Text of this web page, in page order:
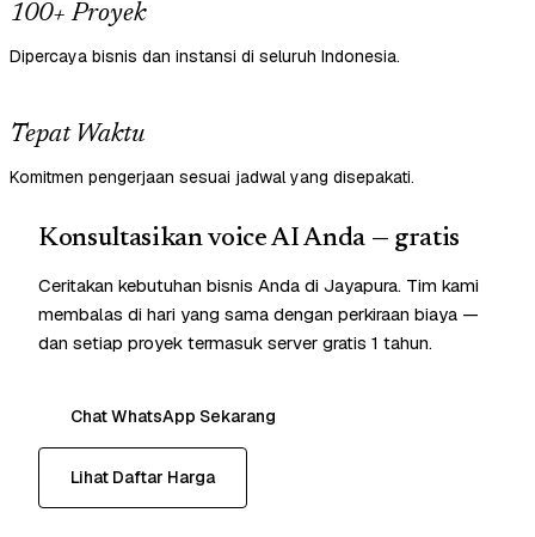
100+ Proyek
Dipercaya bisnis dan instansi di seluruh Indonesia.
Tepat Waktu
Komitmen pengerjaan sesuai jadwal yang disepakati.
Konsultasikan voice AI Anda — gratis
Ceritakan kebutuhan bisnis Anda di Jayapura. Tim kami
membalas di hari yang sama dengan perkiraan biaya —
dan setiap proyek termasuk server gratis 1 tahun.
Chat WhatsApp Sekarang
Lihat Daftar Harga